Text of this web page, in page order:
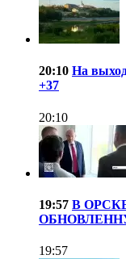
20:10 На
+37
20:10
19:57 В
19:57